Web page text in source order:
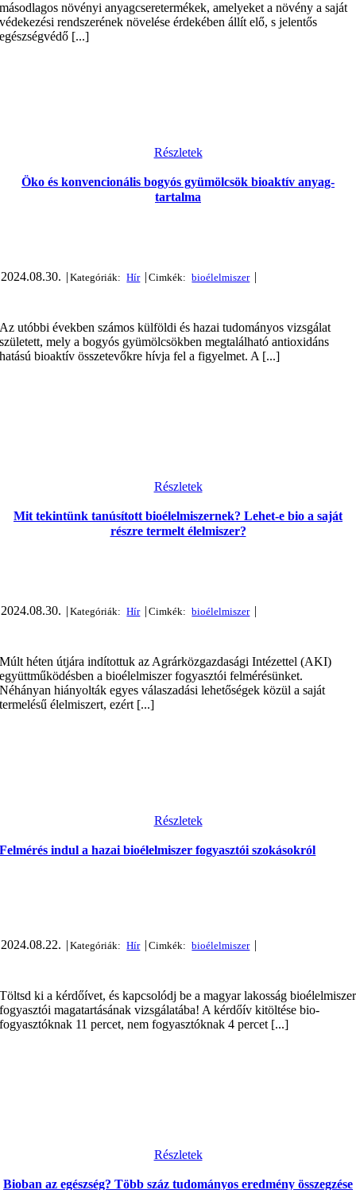
másodlagos növényi anyagcseretermékek, amelyeket a növény a saját
védekezési rendszerének növelése érdekében állít elő, s jelentős
egészségvédő [...]
Részletek
Öko és konvencionális bogyós gyümölcsök bioaktív anyag-
tartalma
2024.08.30. | | |
Az utóbbi években számos külföldi és hazai tudományos vizsgálat
született, mely a bogyós gyümölcsökben megtalálható antioxidáns
hatású bioaktív összetevőkre hívja fel a figyelmet. A [...]
Részletek
Mit tekintünk tanúsított bioélelmiszernek? Lehet-e bio a saját
részre termelt élelmiszer?
2024.08.30. | | |
Múlt héten útjára indítottuk az Agrárközgazdasági Intézettel (AKI)
együttműködésben a bioélelmiszer fogyasztói felmérésünket.
Néhányan hiányolták egyes válaszadási lehetőségek közül a saját
termelésű élelmiszert, ezért [...]
Részletek
Felmérés indul a hazai bioélelmiszer fogyasztói szokásokról
2024.08.22. | | |
Töltsd ki a kérdőívet, és kapcsolódj be a magyar lakosság bioélelmiszer
fogyasztói magatartásának vizsgálatába! A kérdőív kitöltése bio-
fogyasztóknak 11 percet, nem fogyasztóknak 4 percet [...]
Részletek
Bioban az egészség? Több száz tudományos eredmény összegzése